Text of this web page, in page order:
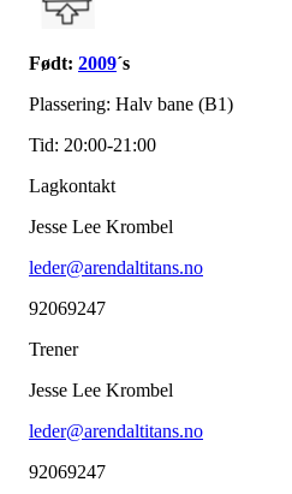
Født: 2009´s
Plassering: Halv bane (B1)
Tid: 20:00-21:00
Lagkontakt
Jesse Lee Krombel
leder@arendaltitans.no
92069247
Trener
Jesse Lee Krombel
leder@arendaltitans.no
92069247